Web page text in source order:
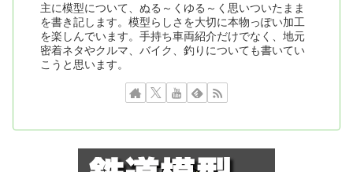
主に模型について、ぬる～くゆる～く思いついたまま
を書き記します。模型らしさを大切に本物っぽい加工
を楽しんでいます。手持ち車両紹介だけでなく、地元
密着ネタやクルマ、バイク、釣りについても書いてい
こうと思います。